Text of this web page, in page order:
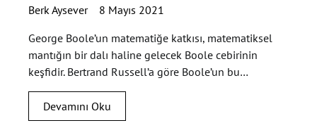
Berk Aysever
8 Mayıs 2021
George Boole’un matematiğe katkısı, matematiksel
mantığın bir dalı haline gelecek Boole cebirinin
keşfidir. Bertrand Russell’a göre Boole’un bu…
Devamını Oku